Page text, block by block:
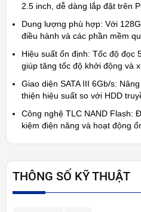
2.5 inch, dễ dàng lắp đặt trên
Dung lượng phù hợp: Với
điều hành và các phần mềm
Hiệu suất ổn định: Tốc độ đọc
giúp tăng tốc độ khởi động và
Giao diện SATA III 6Gb/s:
thiện hiệu suất so với HDD
Công nghệ TLC NAND Flash:
kiệm điện năng và hoạt động
THÔNG SỐ KỸ THUẬT